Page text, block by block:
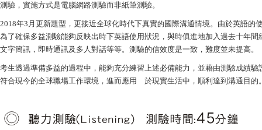
測驗， 實施方式是電腦網路測驗而非紙筆測驗。
2018年3月更新題型，更接近全球化時代下真實的 國際溝通情境。由於英語的
為了確保多益測驗能夠反映出時下英語使用狀況，與時俱進地加入過去十年間
文字簡訊，即時通訊及多人對話等等。測驗的信效度是一致，難度並未提高。
考生透過準備多益的過程中，能夠充分練習上述必備能力，並藉由測驗成績驗
符合現今的全球職場工作環境，進而應用 於現實生活中，順利達到溝通目的